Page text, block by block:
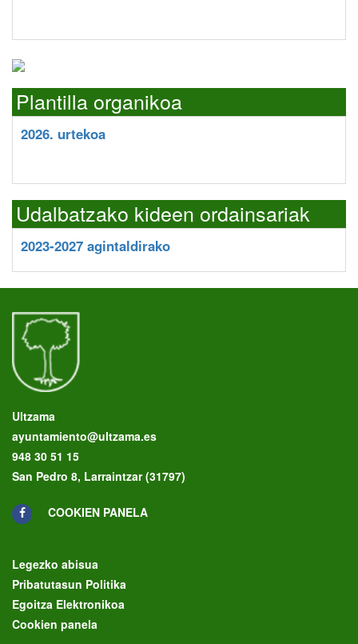
Plantilla organikoa
2026. urtekoa
Udalbatzako kideen ordainsariak
2023-2027 agintaldirako
Ultzama
ayuntamiento@ultzama.es
948 30 51 15
San Pedro 8, Larraintzar (31797)
COOKIEN PANELA
Legezko abisua
Pribatutasun Politika
Egoitza Elektronikoa
Cookien panela